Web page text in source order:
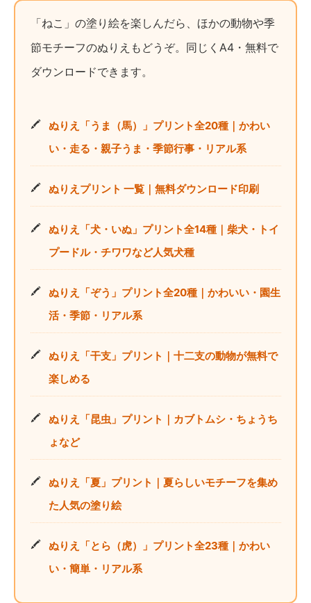
「ねこ」の塗り絵を楽しんだら、ほかの動物や季
節モチーフのぬりえもどうぞ。同じくA4・無料で
ダウンロードできます。
ぬりえ「うま（馬）」プリント全20種｜かわい
い・走る・親子うま・季節行事・リアル系
ぬりえプリント 一覧｜無料ダウンロード印刷
ぬりえ「犬・いぬ」プリント全14種｜柴犬・トイ
プードル・チワワなど人気犬種
ぬりえ「ぞう」プリント全20種｜かわいい・園生
活・季節・リアル系
ぬりえ「干支」プリント｜十二支の動物が無料で
楽しめる
ぬりえ「昆虫」プリント｜カブトムシ・ちょうち
ょなど
ぬりえ「夏」プリント｜夏らしいモチーフを集め
た人気の塗り絵
ぬりえ「とら（虎）」プリント全23種｜かわい
い・簡単・リアル系